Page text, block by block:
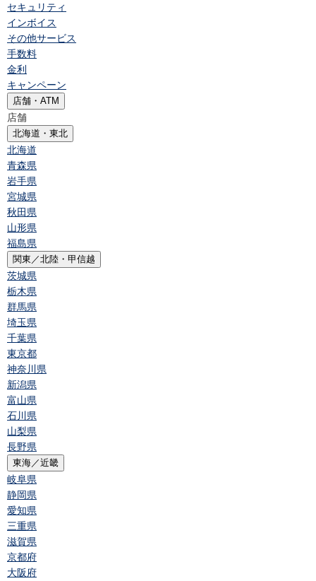
セキュリティ
インボイス
その他サービス
手数料
金利
キャンペーン
店舗・ATM
店舗
北海道・東北
北海道
青森県
岩手県
宮城県
秋田県
山形県
福島県
関東／北陸・甲信越
茨城県
栃木県
群馬県
埼玉県
千葉県
東京都
神奈川県
新潟県
富山県
石川県
山梨県
長野県
東海／近畿
岐阜県
静岡県
愛知県
三重県
滋賀県
京都府
大阪府